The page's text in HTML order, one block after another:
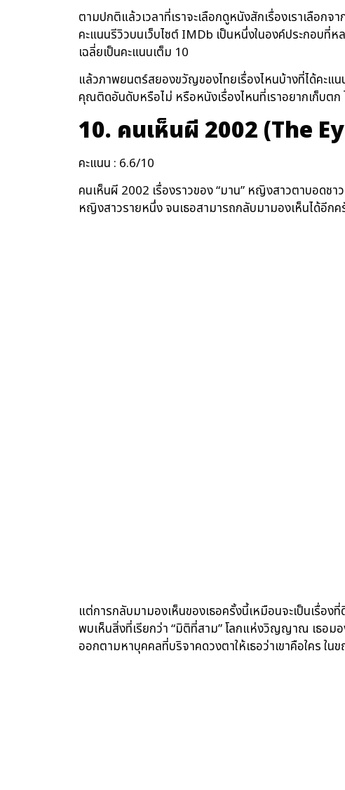
ตามปกติแล้วเวลาที่เราจะเลือกดูหนังสักเรื่องเราเลือก
คะแนนรีวิวบนเว็บไซต์ IMDb เป็นหนึ่งในองค์ประกอบที่ห
เฉลี่ยเป็นคะแนนเต็ม 10
แล้วภาพยนตร์สยองขวัญของไทยเรื่องไหนบ้างที่ได้คะแ
คุณติดอันดับหรือไม่ หรือหนังเรื่องไหนที่เราอยากเก็บตก
10. คนเห็นผี 2002 (The
คะแนน : 6.6/10
คนเห็นผี 2002 เรื่องราวของ “มาน” หญิงสาวตาบอดช
หญิงสาวรายหนึ่ง จนเธอสามารถกลับมามองเห็นได้อีกค
แต่การกลับมามองเห็นของเธอครั้งนี้เหมือนจะเป็นเรื่อ
พบเห็นสิ่งที่เรียกว่า “มิติที่สาม” โลกแห่งวิญญาณ เธอ
ออกตามหาบุคคลที่บริจาคดวงตาให้เธอว่าเขาคือใคร ใ